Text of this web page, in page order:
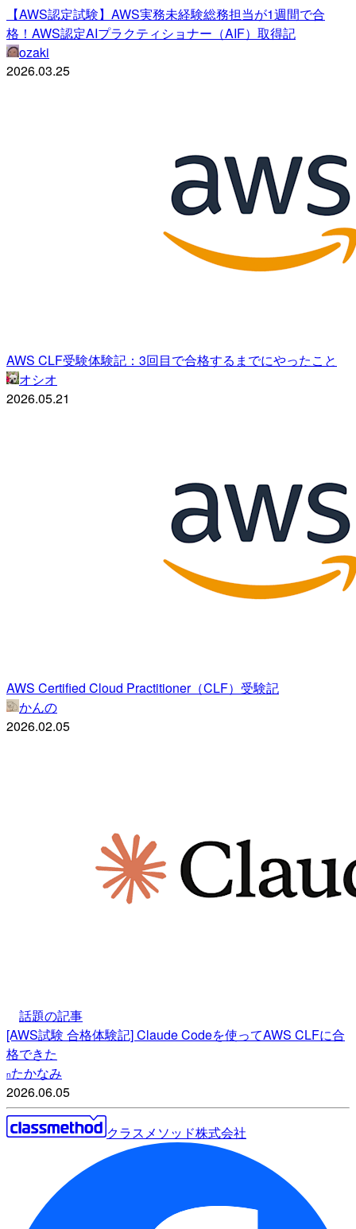
【AWS認定試験】AWS実務未経験総務担当が1週間で合
格！AWS認定AIプラクティショナー（AIF）取得記
ozaki
2026.03.25
AWS CLF受験体験記：3回目で合格するまでにやったこと
オシオ
2026.05.21
AWS Certified Cloud Practitioner（CLF）受験記
かんの
2026.02.05
話題の記事
[AWS試験 合格体験記] Claude Codeを使ってAWS CLFに合
格できた
nたかなみ
2026.06.05
クラスメソッド株式会社